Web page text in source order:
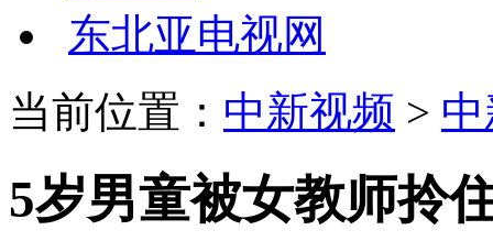
东北亚电视网
当前位置： 中新视频 >
5岁男童被女教师拎